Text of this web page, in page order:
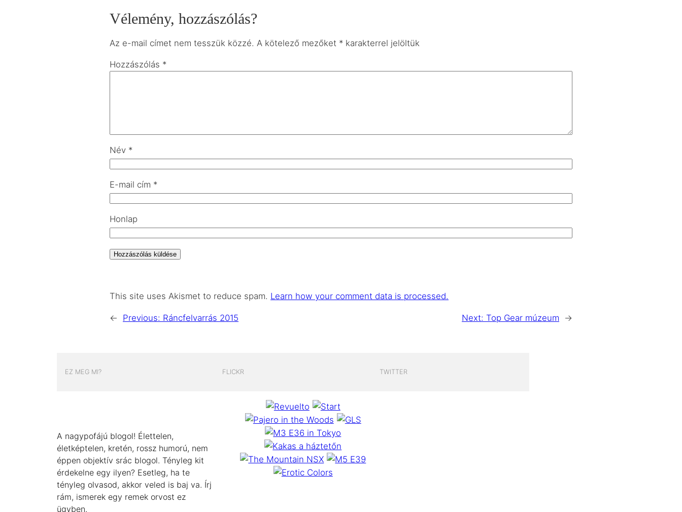
Vélemény, hozzászólás?
Az e-mail címet nem tesszük közzé. A kötelező mezőket * karakterrel jelöltük
Hozzászólás *
Név *
E-mail cím *
Honlap
This site uses Akismet to reduce spam. Learn how your comment data is processed.
← Previous: Ráncfelvarrás 2015 Next: Top Gear múzeum →
EZ MEG MI?
A nagypofájú blogol! Élettelen,
életképtelen, kretén, rossz humorú, nem
éppen objektív srác blogol. Tényleg kit
érdekelne egy ilyen? Esetleg, ha te
tényleg olvasod, akkor veled is baj va. Írj
rám, ismerek egy remek orvost ez
ügyben.
FLICKR TWITTER